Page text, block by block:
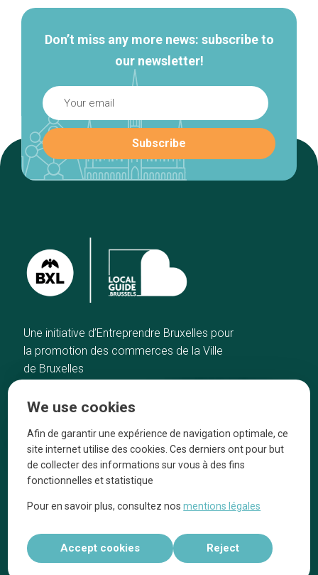
Don’t miss any more news: subscribe to
our newsletter!
Une initiative d’Entreprendre Bruxelles pour
la promotion des commerces de la Ville
de Bruxelles
Our top picks
Neighborhoods
Blog
Tops 10
They talk about us
Legal information
Réalisé par
We use cookies
Afin de garantir une expérience de navigation optimale, ce
site internet utilise des cookies. Ces derniers ont pour but
de collecter des informations sur vous à des fins
fonctionnelles et statistique
Pour en savoir plus, consultez nosmentions légales
Accept cookies Reject